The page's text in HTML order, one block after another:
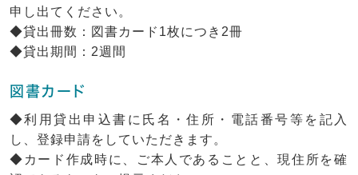
申し出てください。
◆貸出冊数：図書カード1枚につき2冊
◆貸出期間：2週間
図書カード
◆利用貸出申込書に氏名・住所・電話番号等を記入
し、登録申請をしていただきます。
◆カード作成時に、ご本人であることと、現住所を確